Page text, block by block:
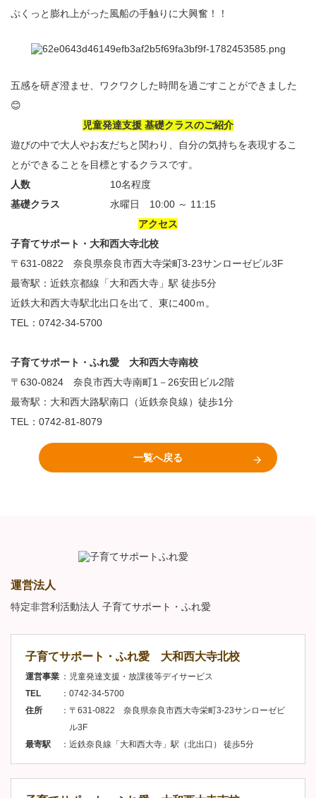
ぷくっと膨れ上がった風船の手触りに大興奮！！
五感を研ぎ澄ませ、ワクワクした時間を過ごすことができました
😊
児童発達支援 基礎クラスのご紹介
遊びの中で大人やお友だちと関わり、自分の気持ちを表現するこ
とができることを目標とするクラスです。
人数
10名程度
基礎クラス
水曜日 10:00 ～ 11:15
アクセス
子育てサポート・大和西大寺北校
〒631-0822 奈良県奈良市西大寺栄町3-23サンローゼビル3F
最寄駅：近鉄京都線「大和西大寺」駅 徒歩5分
近鉄大和西大寺駅北出口を出て、東に400ｍ。
TEL：0742-34-5700
子育てサポート・ふれ愛 大和西大寺南校
〒630-0824 奈良市西大寺南町1－26安田ビル2階
最寄駅：大和西大路駅南口（近鉄奈良線）徒歩1分
TEL：0742-81-8079
一覧へ戻る
運営法人
特定非営利活動法人 子育てサポート・ふれ愛
子育てサポート・ふれ愛 大和西大寺北校
運営事業
児童発達支援・放課後等デイサービス
TEL
0742-34-5700
住所
〒631-0822 奈良県奈良市西大寺栄町3-23サンローゼビ
ル3F
最寄駅
近鉄奈良線「大和西大寺」駅（北出口） 徒歩5分